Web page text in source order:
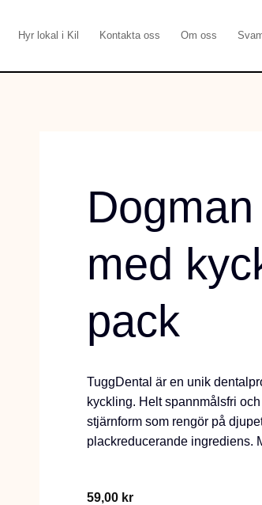
Hyr lokal i Kil Kontakta oss Om oss
med
pack
TuggDental är en unik
kyckling. Helt spannmålsfri
stjärnform som rengör på
plackreducerande ingrediens.
59,00 kr